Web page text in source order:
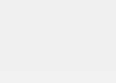
μέσω της